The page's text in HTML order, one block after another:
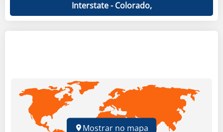
Interstate - Colorado,
Mostrar no mapa